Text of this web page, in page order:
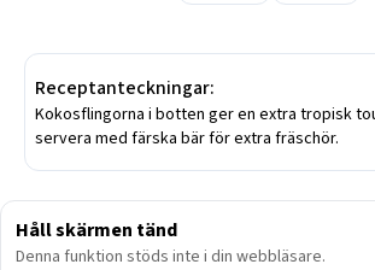
Receptanteckningar:
Kokosflingorna i botten ger en extra tropisk
servera med färska bär för extra fräschör.
Håll skärmen tänd
Denna funktion stöds inte i din webbläsare.